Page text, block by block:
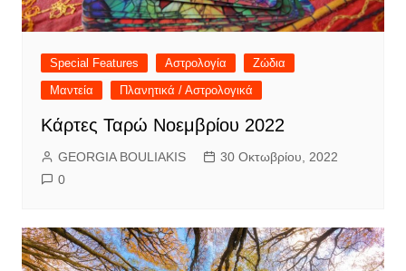
Special Features Αστρολογία
Ζώδια
Μαντεία
Πλανητικά / Αστρολογικά
Κάρτες Ταρώ Νοεμβρίου 2022
GEORGIA BOULIAKIS
30 Οκτωβρίου, 2022
0